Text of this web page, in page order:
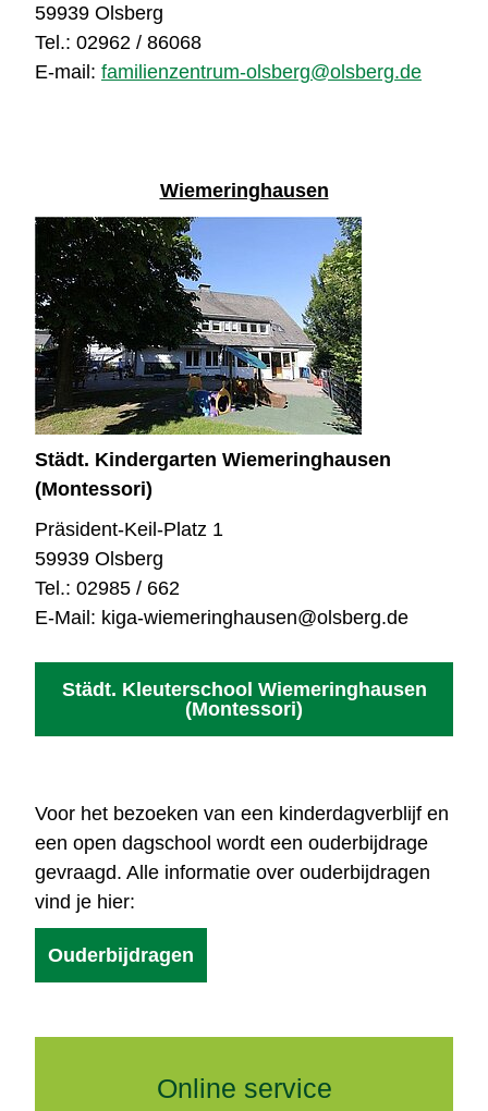
59939 Olsberg
Tel.: 02962 / 86068
E-mail: familienzentrum-olsberg@olsberg.de
Wiemeringhausen
Städt. Kindergarten Wiemeringhausen
(Montessori)
Präsident-Keil-Platz 1
59939 Olsberg
Tel.: 02985 / 662
E-Mail: kiga-wiemeringhausen@olsberg.de
Städt. Kleuterschool Wiemeringhausen
(Montessori)
Voor het bezoeken van een kinderdagverblijf en
een open dagschool wordt een ouderbijdrage
gevraagd. Alle informatie over ouderbijdragen
vind je hier:
Ouderbijdragen
Online service